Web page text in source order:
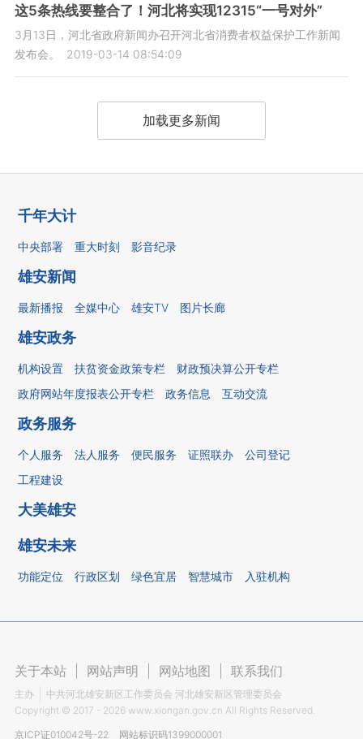
这5条热线要整合了！河北将实现12315“一号对外”
3月13日，河北省政府新闻办召开河北省消费者权益保护工作新闻
发布会。
2019-03-14 08:54:09
加载更多新闻
千年大计
中央部署 重大时刻 影音纪录
雄安新闻
最新播报 全媒中心 雄安TV 图片长廊
雄安政务
机构设置 扶贫资金政策专栏
财政预决算公开专栏
政府网站年度报表公开专栏
政务信息 互动交流
政务服务
个人服务 法人服务 便民服务 证照联办
公司登记
工程建设
大美雄安
雄安未来
功能定位 行政区划 绿色宜居 智慧城市 入驻机构
关于本站 网站声明 网站地图 联系我们
主办
中共河北雄安新区工作委员会 河北雄安新区管理委员会
Copyright © 2017 - 2026 www.xiongan.gov.cn All Rights Reserved.
京ICP证010042号-22
网站标识码1399000001